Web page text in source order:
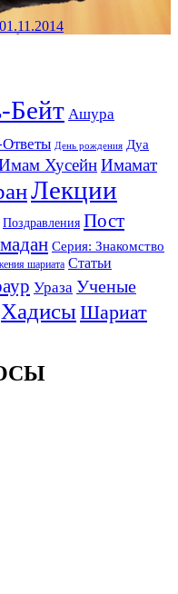
01.11.2014
Бейт Ашура
День рождения Дуа
ХусейнИмамат
Лекции
Поздравления Пост
Серия: Знакомство
шариата Статьи
Ураза Ученые
ХадисыШариат